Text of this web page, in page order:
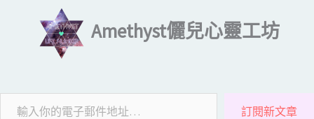
Amethyst儷兒心靈工坊
訂閱新文章